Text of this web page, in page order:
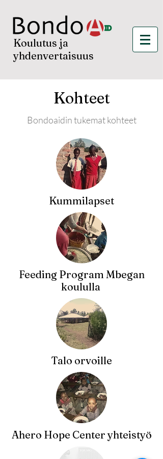
Koulutus ja
yhdenvertaisuus
Kohteet
Bondoaidin tukemat kohteet
Kummilapset
Feeding Program Mbegan
koululla
Talo orvoille
Ahero Hope Center yhteistyö